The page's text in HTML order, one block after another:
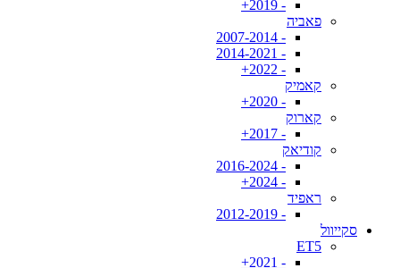
- 2019+
פאביה
- 2007-2014
- 2014-2021
- 2022+
קאמיק
- 2020+
קארוק
- 2017+
קודיאק
- 2016-2024
- 2024+
ראפיד
- 2012-2019
סקייוול
ET5
- 2021+